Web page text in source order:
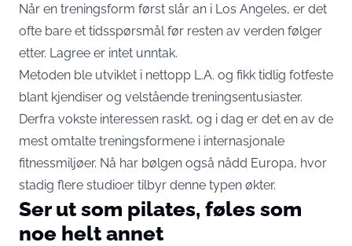
Når en treningsform først slår an i Los Angeles, er det
ofte bare et tidsspørsmål før resten av verden følger
etter. Lagree er intet unntak.
Metoden ble utviklet i nettopp L.A. og fikk tidlig fotfeste
blant kjendiser og velstående treningsentusiaster.
Derfra vokste interessen raskt, og i dag er det en av de
mest omtalte treningsformene i internasjonale
fitnessmiljøer. Nå har bølgen også nådd Europa, hvor
stadig flere studioer tilbyr denne typen økter.
Ser ut som pilates, føles som
noe helt annet